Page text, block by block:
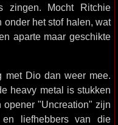
zingen. Mocht Ritchie
het stof halen, wat
aparte maar geschikte
met Dio dan weer mee.
heavy metal is stukken
opener "Uncreation" zijn
liefhebbers van die